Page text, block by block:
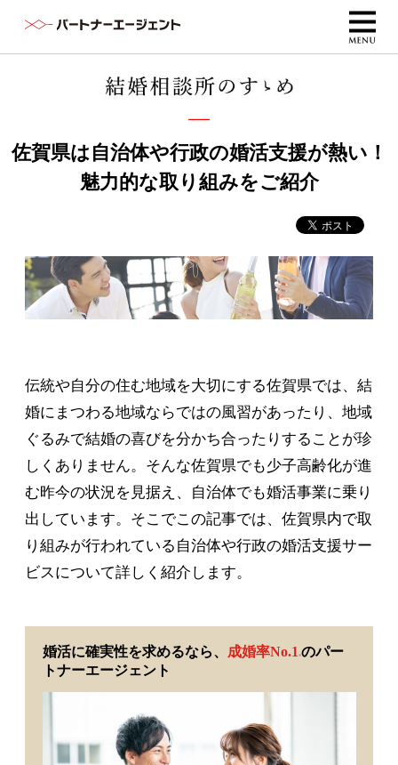
佐賀県は自治体や行政の婚活支援が熱い！
魅力的な取り組みをご紹介
伝統や自分の住む地域を大切にする佐賀県では、結
婚にまつわる地域ならではの風習があったり、地域
ぐるみで結婚の喜びを分かち合ったりすることが珍
しくありません。そんな佐賀県でも少子高齢化が進
む昨今の状況を見据え、自治体でも婚活事業に乗り
出しています。そこでこの記事では、佐賀県内で取
り組みが行われている自治体や行政の婚活支援サー
ビスについて詳しく紹介します。
婚活に確実性を求めるなら、 成婚率No.1 ※のパー
トナーエージェント